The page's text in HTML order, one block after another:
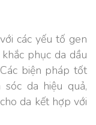
các yếu tố gen
phục da dầu
biện pháp tốt
da hiệu quả,
da kết hợp với